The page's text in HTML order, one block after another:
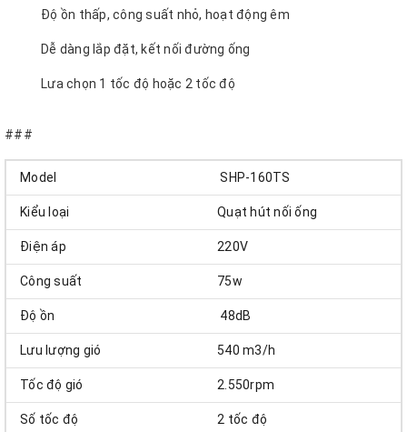
Độ ồn thấp, công suất nhỏ, hoạt động êm
Dễ dàng lắp đặt, kết nối đường ống
Lưa chọn 1 tốc độ hoặc 2 tốc độ
###
Model SHP-160TS
Kiểu loại Quạt hút nối ống
Điện áp 220V
Công suất 75w
Độ ồn 48dB
Lưu lượng gió 540 m3/h
Tốc độ gió 2.550rpm
Số tốc độ 2 tốc độ